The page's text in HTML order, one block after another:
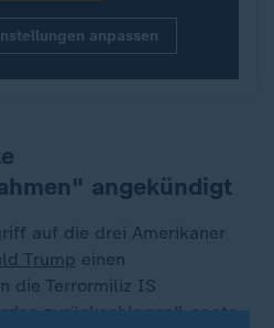
anpassen
angekündigt
auf die drei Amerikaner
Trump einen
die Terrormiliz IS
zurückschlagen", sagte